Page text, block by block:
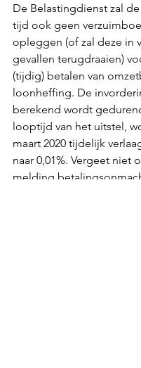
De Belastingdienst zal
tijd ook geen
opleggen (of zal deze in
gevallen terugdraaien)
(tijdig) betalen van
loonheffing. De
berekend wordt
looptijd van het uitstel,
maart 2020 tijdelijk
naar 0,01%. Vergeet niet
melding